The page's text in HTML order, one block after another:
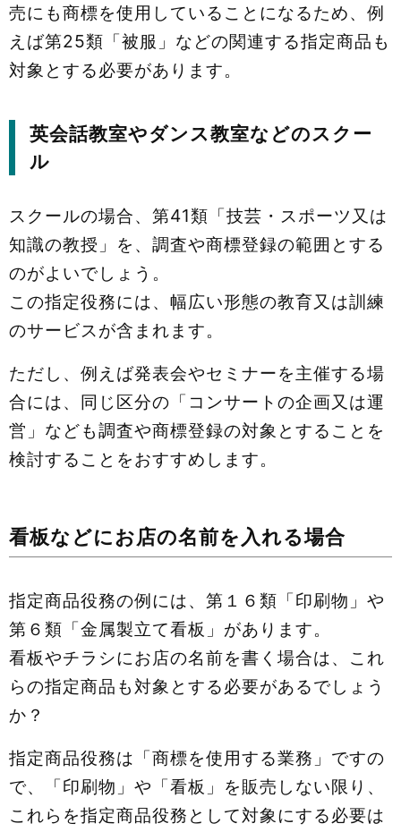
売にも商標を使用していることになるため、例
えば第25類「被服」などの関連する指定商品も
対象とする必要があります。
英会話教室やダンス教室などのスクー
ル
スクールの場合、第41類「技芸・スポーツ又は
知識の教授」を、調査や商標登録の範囲とする
のがよいでしょう。
この指定役務には、幅広い形態の教育又は訓練
のサービスが含まれます。
ただし、例えば発表会やセミナーを主催する場
合には、同じ区分の「コンサートの企画又は運
営」なども調査や商標登録の対象とすることを
検討することをおすすめします。
看板などにお店の名前を入れる場合
指定商品役務の例には、第１６類「印刷物」や
第６類「金属製立て看板」があります。
看板やチラシにお店の名前を書く場合は、これ
らの指定商品も対象とする必要があるでしょう
か？
指定商品役務は「商標を使用する業務」ですの
で、「印刷物」や「看板」を販売しない限り、
これらを指定商品役務として対象にする必要は